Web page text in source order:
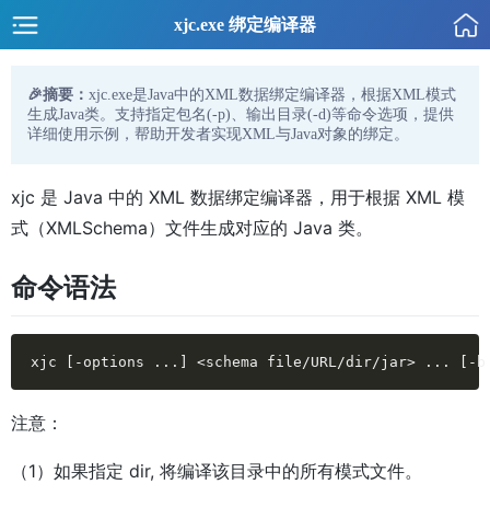
xjc.exe 绑定编译器
🎉摘要： xjc.exe是Java中的XML数据绑定编译器，根据XML模式
生成Java类。支持指定包名(-p)、输出目录(-d)等命令选项，提供
详细使用示例，帮助开发者实现XML与Java对象的绑定。
xjc 是 Java 中的 XML 数据绑定编译器，用于根据 XML 模
式（XMLSchema）文件生成对应的 Java 类。
命令语法
xjc [-options ...] <schema file/URL/dir/jar> ... [-
注意：
（1）如果指定 dir, 将编译该目录中的所有模式文件。